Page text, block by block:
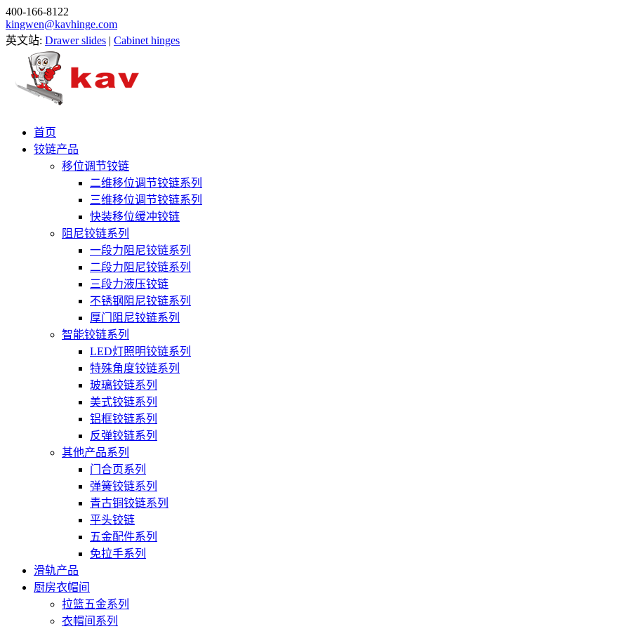
400-166-8122
kingwen@kavhinge.com
英文站: Drawer slides | Cabinet hinges
首页
铰链产品
移位调节铰链
二维移位调节铰链系列
三维移位调节铰链系列
快装移位缓冲铰链
阻尼铰链系列
一段力阻尼铰链系列
二段力阻尼铰链系列
三段力液压铰链
不锈钢阻尼铰链系列
厚门阻尼铰链系列
智能铰链系列
LED灯照明铰链系列
特殊角度铰链系列
玻璃铰链系列
美式铰链系列
铝框铰链系列
反弹铰链系列
其他产品系列
门合页系列
弹簧铰链系列
青古铜铰链系列
平头铰链
五金配件系列
免拉手系列
滑轨产品
厨房衣帽间
拉篮五金系列
衣帽间系列